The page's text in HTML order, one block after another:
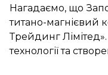
Нагадаємо, що
титано-магнієвий
Трейдинг
технології та